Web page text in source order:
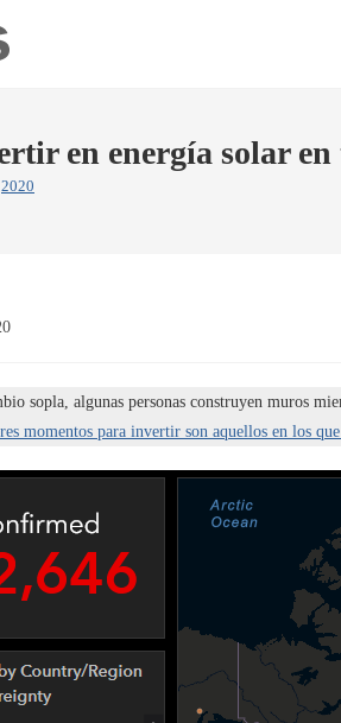
en energía solar en
2020
sopla, algunas personas construyen muros
momentos para invertir son aquellos en los